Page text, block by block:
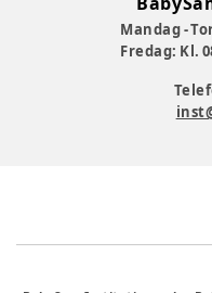
Mandag -
Fredag: Kl.